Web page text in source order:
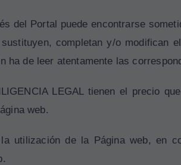
del Portal puede encontrarse
completan y/o modifican
de leer atentamente las
LEGAL tienen el precio
web.
utilización de la Página web, en